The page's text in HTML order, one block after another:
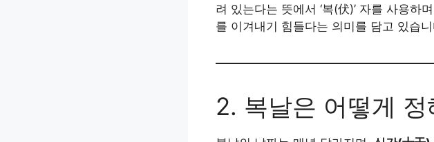
려 있는다는 뜻에서 ‘복(伏)’ 자를 사용하
를 이겨내기 힘들다는 의미를 담고 있습
2. 복날은 어떻게